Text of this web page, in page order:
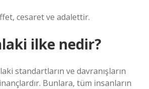
cesaret ve adalettir.
ilke nedir?
standartların ve davranışların
Bunlara, tüm insanların